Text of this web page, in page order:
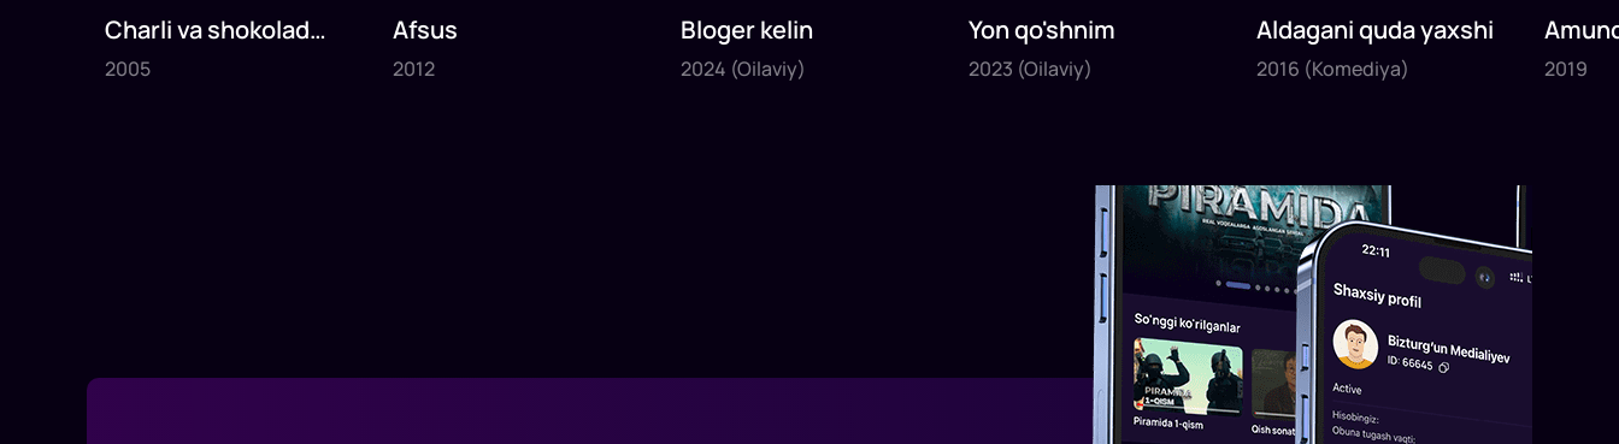
2005
1x75
Charli va shokolad
fabrikasi
2005
2012
1x80
Afsus
2012
2024
1x35daq.
Bloger kelin
2024 (Oilaviy)
2023
1x40daq.
Yon qo'shnim
2023 (Oilaviy)
2016
1x82daq.
Aldagani quda yaxshi
2016 (Komediya)
2019
1x120
2019